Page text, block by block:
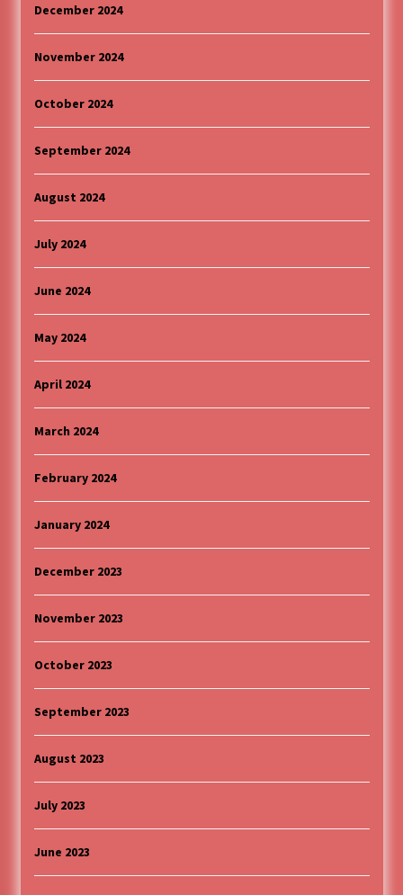
December 2024
November 2024
October 2024
September 2024
August 2024
July 2024
June 2024
May 2024
April 2024
March 2024
February 2024
January 2024
December 2023
November 2023
October 2023
September 2023
August 2023
July 2023
June 2023